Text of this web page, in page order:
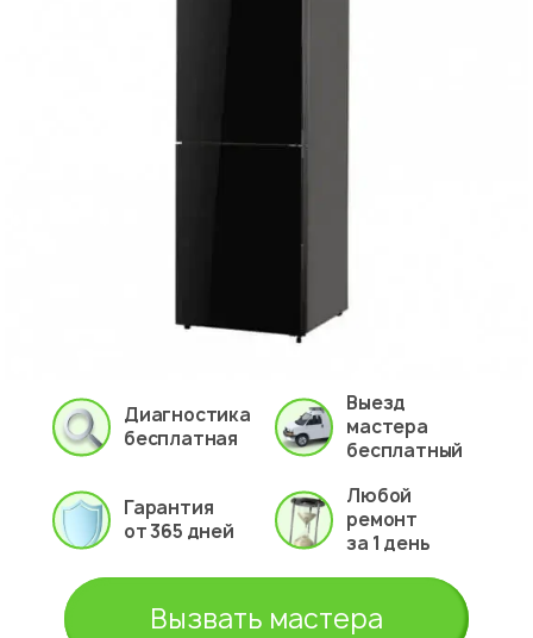
Диагностика
бесплатная
Выезд
мастера
бесплатный
Гарантия
от 365 дней
Любой
ремонт
за 1 день
Вызвать мастера